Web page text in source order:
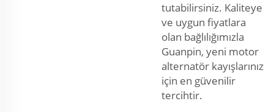
tutabilirsiniz. Kaliteye
ve uygun fiyatlara
olan bağlılığımızla
Guanpin, yeni motor
alternatör kayışlarınız
için en güvenilir
tercihtir.